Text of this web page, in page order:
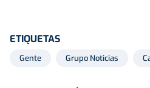
ETIQUETAS
Gente Grupo Noticias